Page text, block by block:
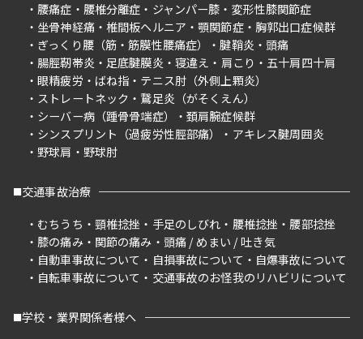
腰痛症
腰椎分離症 ジャンパー膝
変形性膝関節症
坐骨神経痛
椎間板ヘルニア 顎関節症
胸郭出口症候群
ぎっくり腰（筋・筋膜性腰痛症）
腱鞘炎
頭痛
腸脛靭帯炎
足底腱膜炎 寝違え 肩こり
五十肩四十肩
眼精疲労
ばね指
テニス肘（外側上顆炎）
ストレートネック
鵞足炎（がそくえん）
シーバー病（踵骨骨端症）
頚肩腕症候群
シンスプリント（過疲労性脛部痛）
アキレス腱周囲炎
野球肩
野球肘
交通事故治療
むちうち
頸椎捻挫 手足のしびれ 腰椎捻挫
腰部捻挫
膝の痛み
関節の痛み
頭痛 / めまい / 吐き気
自動車事故について
自損事故について
自爆事故について
自転車事故について
交通事故のお怪我のリハビリについて
学校・業界関係者様へ